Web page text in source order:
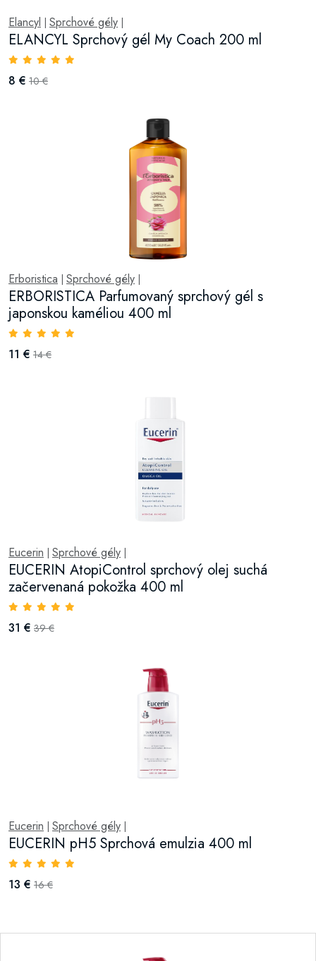
Elancyl | Sprchové gély |
ELANCYL Sprchový gél My Coach 200 ml
8 € 10 €
Erboristica | Sprchové gély |
ERBORISTICA Parfumovaný sprchový gél s
japonskou kaméliou 400 ml
11 € 14 €
Eucerin | Sprchové gély |
EUCERIN AtopiControl sprchový olej suchá
začervenaná pokožka 400 ml
31 € 39 €
Eucerin | Sprchové gély |
EUCERIN pH5 Sprchová emulzia 400 ml
13 € 16 €